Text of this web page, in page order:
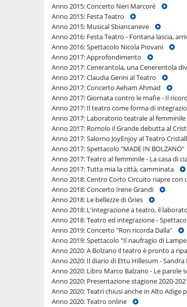
Anno 2015: Concerto Neri Marcorè
Anno 2015: Festa Teatro
Anno 2015: Musical Sbiancaneve
Anno 2016: Festa Teatro - Fontana lascia,
Anno 2016: Spettacolo Nicola Piovani
Anno 2017: Approfondimento
Anno 2017: Cenerantola, una Cenerentola
Anno 2017: Claudia Gerini al Teatro
Anno 2017: Concerto Aeham Ahmad
Anno 2017: Giornata contro le mafie - Il
Anno 2017: Il teatro come forma di
Anno 2017: Laboratorio teatrale al
Anno 2017: Romolo il Grande debutta al
Anno 2017: Salorno JoyEnjoy al Teatro
Anno 2017: Spettacolo "MADE IN BOLZANO"
Anno 2017: Teatro al femminile - La casa di
Anno 2017: Tutta mia la città, camminata
Anno 2018: Centro Corto Circuito riapre
Anno 2018: Concerto Irene Grandi
Anno 2018: Le bellezze di Gries
Anno 2018: L'integrazione a teatro, il
Anno 2018: Teatro ed integrazione -
Anno 2019: Concerto "Ron ricorda Dalla"
Anno 2019: Spettacolo "Il naufragio di
Anno 2020: A Bolzano il teatro è pronto a
Anno 2020: Il diario di Ettu Hillesum -
Anno 2020: Libro Marco Balzano - Le
Anno 2020: Presentazione stagione 2020-
Anno 2020: Teatri chiusi anche in Alto Adige
Anno 2020: Teatro online